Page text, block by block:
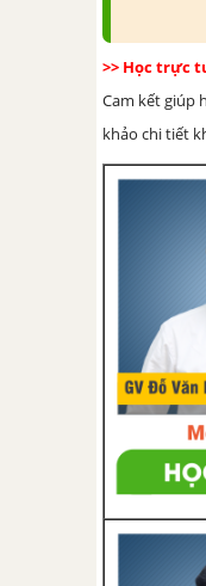
>> Học trực
Cam kết giúp
khảo chi tiết